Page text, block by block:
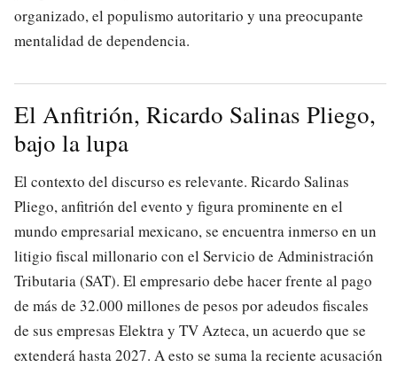
organizado, el populismo autoritario y una preocupante
mentalidad de dependencia.
El Anfitrión, Ricardo Salinas Pliego,
bajo la lupa
El contexto del discurso es relevante. Ricardo Salinas
Pliego, anfitrión del evento y figura prominente en el
mundo empresarial mexicano, se encuentra inmerso en un
litigio fiscal millonario con el Servicio de Administración
Tributaria (SAT). El empresario debe hacer frente al pago
de más de 32.000 millones de pesos por adeudos fiscales
de sus empresas Elektra y TV Azteca, un acuerdo que se
extenderá hasta 2027. A esto se suma la reciente acusación